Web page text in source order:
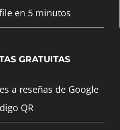
en 5 minutos
GRATUITAS
a reseñas de Google
QR